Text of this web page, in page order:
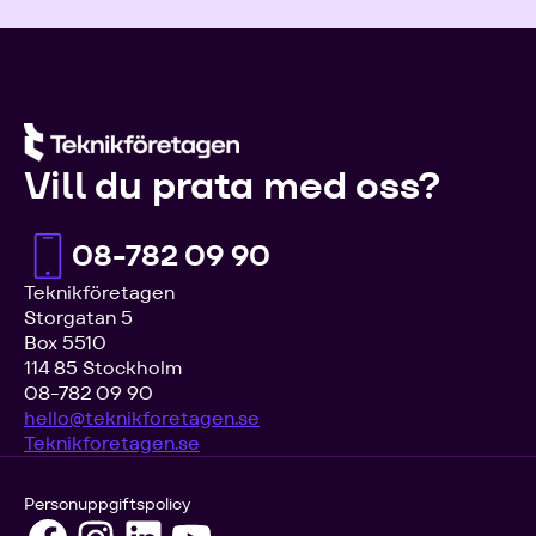
Vill du prata med oss?
08-782 09 90
Teknikföretagen
Storgatan 5
Box 5510
114 85 Stockholm
08-782 09 90
hello@teknikforetagen.se
Teknikforetagen.se
Personuppgiftspolicy